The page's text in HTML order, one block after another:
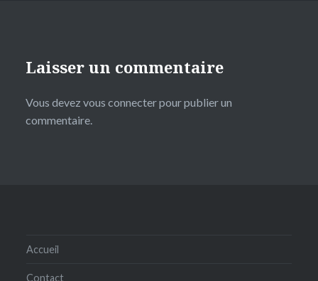
Laisser un commentaire
Vous devez vous connecterpour publier un
commentaire.
Accueil
Contact